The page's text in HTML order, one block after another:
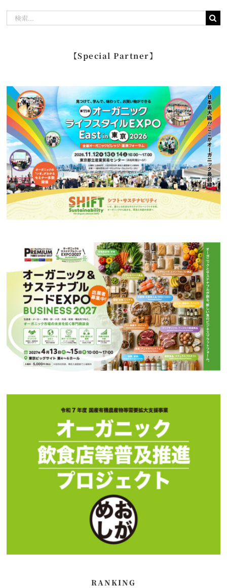
【Special Partner】
RANKING